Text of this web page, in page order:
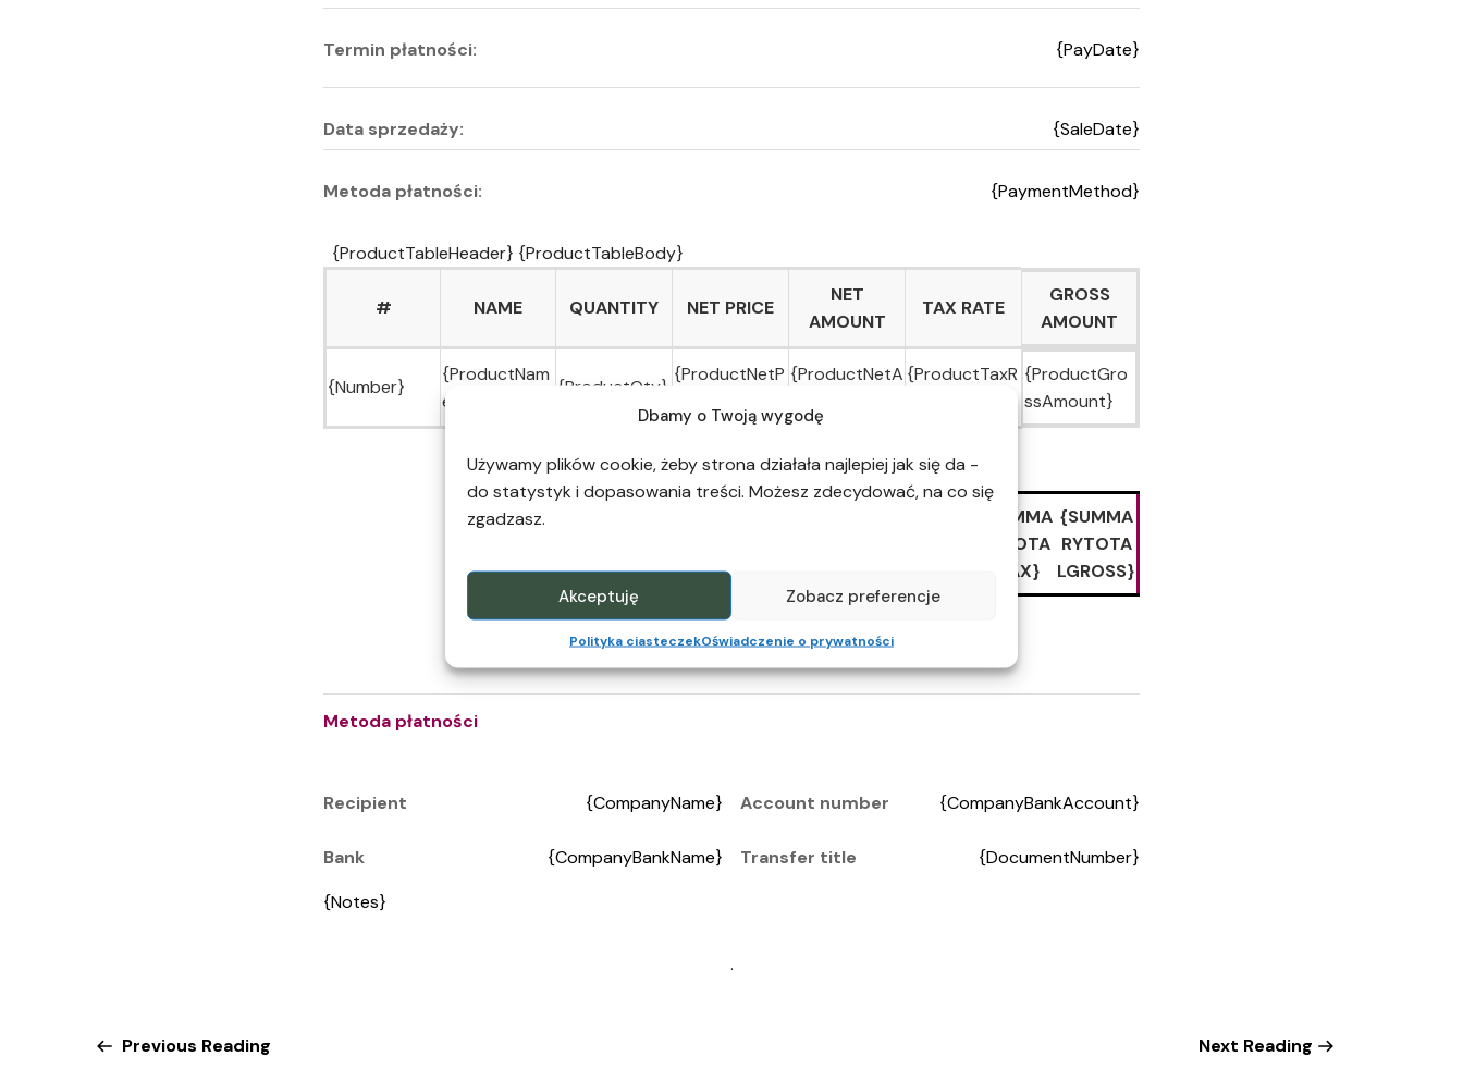
Dbamy o Twoją wygodę
Używamy plików cookie, żeby strona działała najlepiej jak się da -
do statystyk i dopasowania treści. Możesz zdecydować, na co się
zgadzasz.
Akceptuję Zobacz preferencje
Polityka ciasteczekOświadczenie o prywatności
Termin płatności: {PayDate}
Data sprzedaży: {SaleDate}
Metoda płatności: {PaymentMethod}
{ProductTableHeader} {ProductTableBody}
# NAME QUANTITY NET PRICE
NET
AMOUNT
TAX RATE
GROSS
AMOUNT
{Number}
{ProductNam
e}
{ProductQty}
{ProductNetP {ProductNetA {ProductTaxR {ProductGro
ssAmount}
{SummaryTableBody}
{SUMMA
RYTOTA
LTAX}
{SUMMA
RYTOTA
LGROSS}
Metoda płatności
Recipient {CompanyName}
Bank {CompanyBankName}
Account number {CompanyBankAccount}
Transfer title
{DocumentNumber}
{Notes}
.
Previous Reading Next Reading